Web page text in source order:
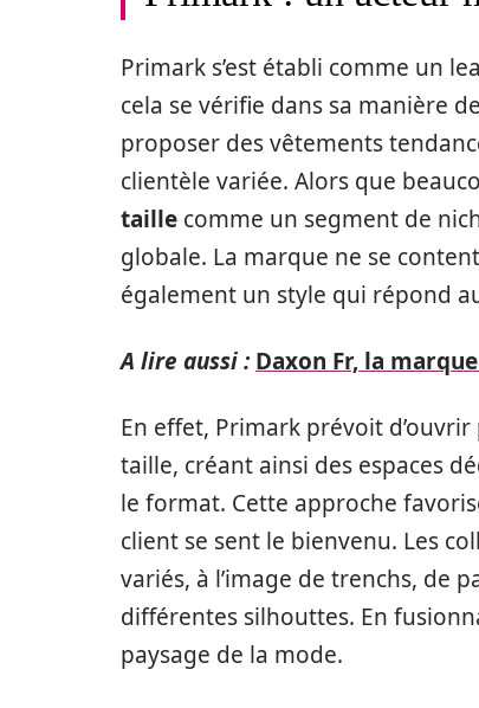
Primark s’est établi comme un
cela se vérifie dans sa manière
proposer des vêtements
clientèle variée. Alors que
taille comme un segment de
globale. La marque ne se
également un style qui répond
A lire aussi : Daxon Fr, la
En effet, Primark prévoit
taille, créant ainsi des espaces
le format. Cette approche
client se sent le bienvenu. Les
variés, à l’image de trenchs, de
différentes silhouttes. En
paysage de la mode.